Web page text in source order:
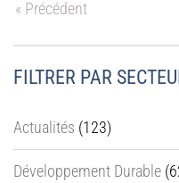
« Précédent
FILTRER PAR
Actualités (123)
Développement Durable